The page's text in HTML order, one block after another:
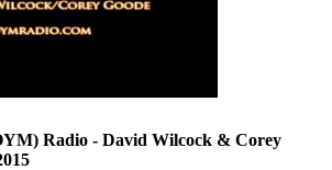
Radio - David Wilcock & Corey